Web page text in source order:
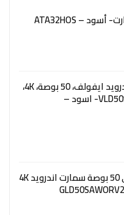
تلفزيون سمارت اندرويد ايفولف، 50 بوصة، 4K،
بدون اطار، VLD50SAWOR- اسود –
سعر شاشة جروهي 50 بوصة سمارت اندرويد 4K